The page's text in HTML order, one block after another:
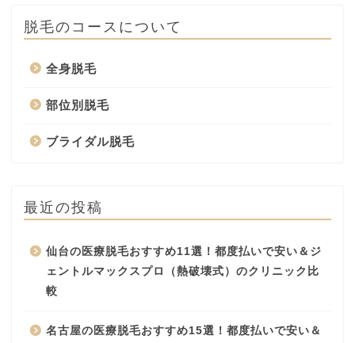
脱毛のコースについて
全身脱毛
部位別脱毛
ブライダル脱毛
最近の投稿
仙台の医療脱毛おすすめ11選！都度払いで安い＆ジ
ェントルマックスプロ（熱破壊式）のクリニック比
較
名古屋の医療脱毛おすすめ15選！都度払いで安い＆